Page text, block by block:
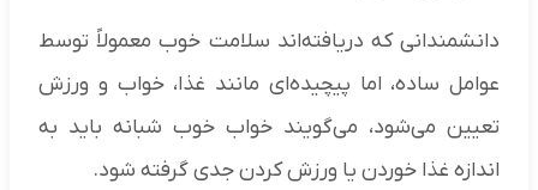
دانشمندانی که دریافته‌اند سلامت خوب معمولاً توسط
عوامل ساده، اما پیچیده‌ای مانند غذا، خواب و ورزش
تعیین می‌شود، می‌گویند خواب خوب شبانه باید به
اندازه غذا خوردن یا ورزش کردن جدی گرفته شود.